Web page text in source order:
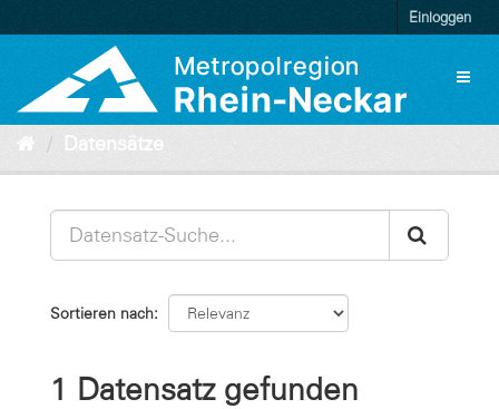
zum
Einloggen
Datensätze
Sortieren nach
1 Datensatz gefunden